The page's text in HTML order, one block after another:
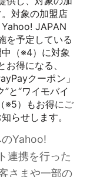
対象の加盟店
JAPAN
を予定している
（※4）に対象
得になる、
クーポン」
と“ワイモバイ
※5）もお得にご
らせします。
Yahoo!
連携を行った
さまや一部の